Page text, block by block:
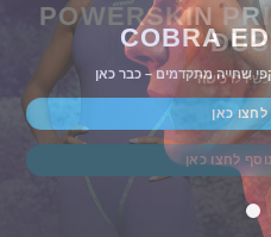
POWERSKIN
לרכישה
לחצו כאן
שחייה מתקדמים – כבר כאן
לחצו כאן